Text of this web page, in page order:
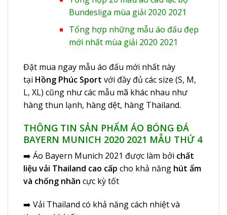
Bundesliga mùa giải 2020 2021
Tổng hợp những mẫu áo đấu đẹp
mới nhất mùa giải 2020 2021
Đặt mua ngay mẫu áo đấu mới nhất này
tại Hồng Phúc Sport với đầy đủ các size (S, M,
L, XL) cũng như các mẫu mã khác nhau như
hàng thun lạnh, hàng dệt, hàng Thailand.
THÔNG TIN SẢN PHẨM ÁO BÓNG ĐÁ
BAYERN MUNICH 2020 2021 MẪU THỨ 4
➡️ Áo Bayern Munich 2021 được làm bởi chất
liệu vải Thailand cao cấp cho khả năng hút ẩm
và chống nhăn cực kỳ tốt
➡️ Vải Thailand có khả năng cách nhiệt và